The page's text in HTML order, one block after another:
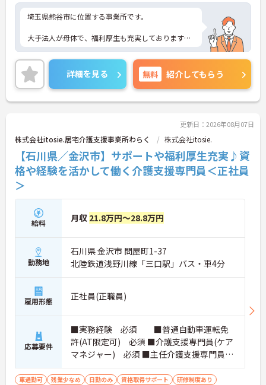
埼玉県熊谷市に位置する事業所です。
大手法人が母体で、福利厚生も充実しております。
ご興味ある方には、面接対策ポイントなど、さらに
詳細をお話しいたしますのでお気軽にご相談くださ
い！
詳細を見る 無料 紹介してもらう
更新日：2026年08月07日
株式会社itosie.居宅介護支援事業所わらく 株式会社itosie.
【石川県／金沢市】サポートや福利厚生充実♪資
格や経験を活かして働く介護支援専門員＜正社員
＞
給料 月収 21.8万円～28.8万円
勤務地
石川県 金沢市 問屋町1-37
北陸鉄道浅野川線「三口駅」バス・車4分
雇用形態 正社員(正職員)
応募要件
■実務経験 必須 ■普通自動車運転免
許(AT限定可) 必須 ■介護支援専門員(ケア
マネジャー) 必須 ■主任介護支援専門員
あれば尚可
車通勤可 残業少なめ 日勤のみ 資格取得サポート
研修制度あり